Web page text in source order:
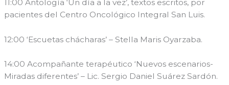
11:00 Antología ‘Un día a la vez’, textos escritos, por
pacientes del Centro Oncológico Integral San Luis.
12:00 ‘Escuetas chácharas’ – Stella Maris Oyarzaba.
14:00 Acompañante terapéutico ‘Nuevos escenarios-
Miradas diferentes’ – Lic. Sergio Daniel Suárez Sardón.